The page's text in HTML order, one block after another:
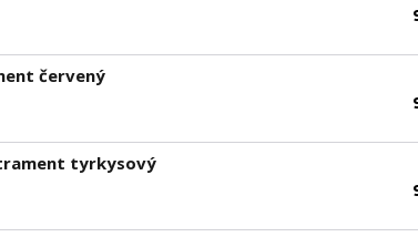
červený
tyrkysový